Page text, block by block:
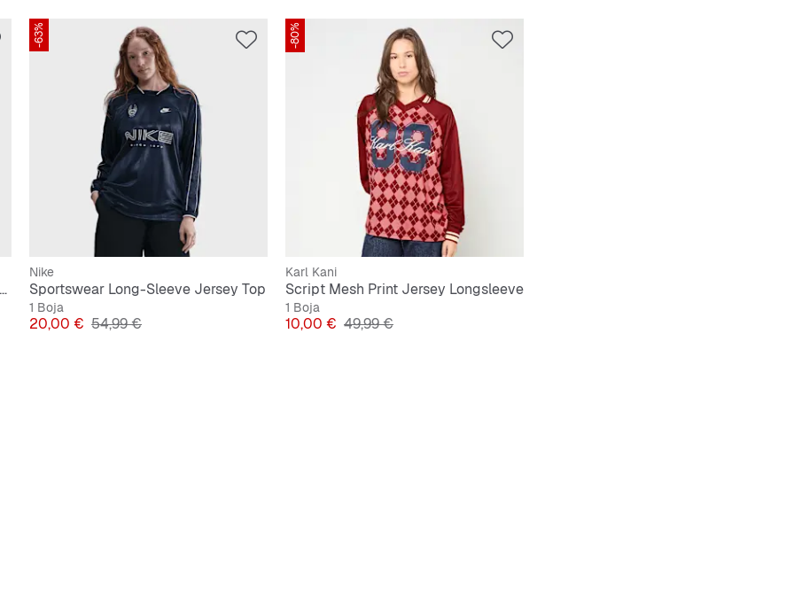
Sportswear Tight Cropped Long-Sleeve T-Shirt
-63%
Nike
Sportswear Long-Sleeve Jersey Top
1 Boja
Cijena
20,00 € Originalna cijena
54,99 €
-80%
Karl Kani
Script Mesh Print Jersey Longsleeve
1 Boja
Cijena
10,00 € Originalna cijena
49,99 €